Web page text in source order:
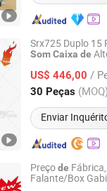
Srx725 Duplo 15
SomCaixa de
US$ 446,00 /
30 Peças (MOQ)
Enviar
Audio Co., Limited
Desde
Preçode
Falante/Box
Technology